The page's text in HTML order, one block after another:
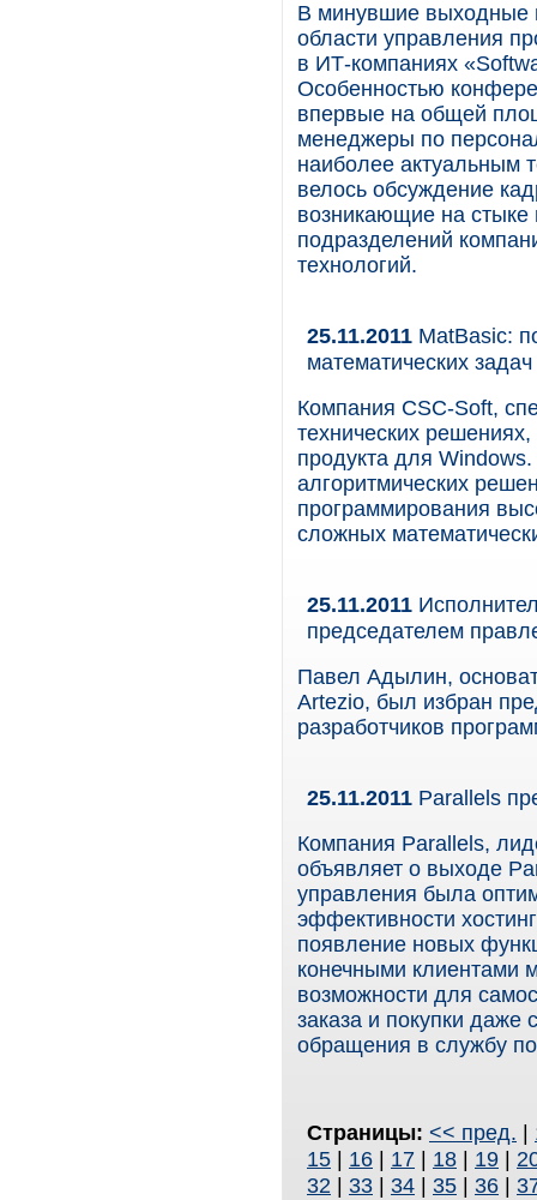
В минувшие выходные
области управления
в ИТ-компаниях
Особенностью
впервые на общей
менеджеры по
наиболее актуальным
велось обсуждение
возникающие на стыке
подразделений
технологий.
25.11.2011 MatBasic:
математических задач
Компания CSC-Soft,
технических
продукта для
алгоритмических
программирования
сложных
25.11.2011
председателем
Павел Адылин,
Artezio, был избран
разработчиков
25.11.2011 Parallels
Компания Parallels,
объявляет о выходе
управления была
эффективности
появление новых
конечными клиентами
возможности для
заказа и покупки
обращения в службу
Страницы: << пред. |
15 | 16 | 17 | 18 | 19 |
32 | 33 | 34 | 35 | 36 |